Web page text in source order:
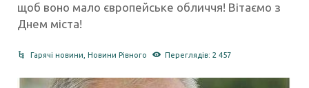
щоб воно мало європейське обличчя! Вітаємо з
Днем міста!
Гарячі новини ,Новини Рівного Переглядів: 2 457